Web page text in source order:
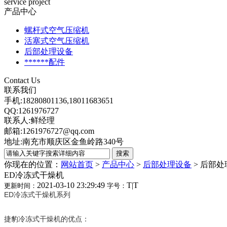
service project
产品中心
螺杆式空气压缩机
活塞式空气压缩机
后部处理设备
******配件
Contact Us
联系我们
手机:18280801136,18011683651
QQ:1261976727
联系人:鲜经理
邮箱:1261976727@qq.com
地址:南充市顺庆区金鱼岭路340号
你现在的位置： 网站首页 > 产品中心 > 后部处理设备 > 后部处
ED冷冻式干燥机
更新时间： 2021-03-10 23:29:49 字号： T|T
ED冷冻式干燥机系列
捷豹冷冻式干燥机的优点：